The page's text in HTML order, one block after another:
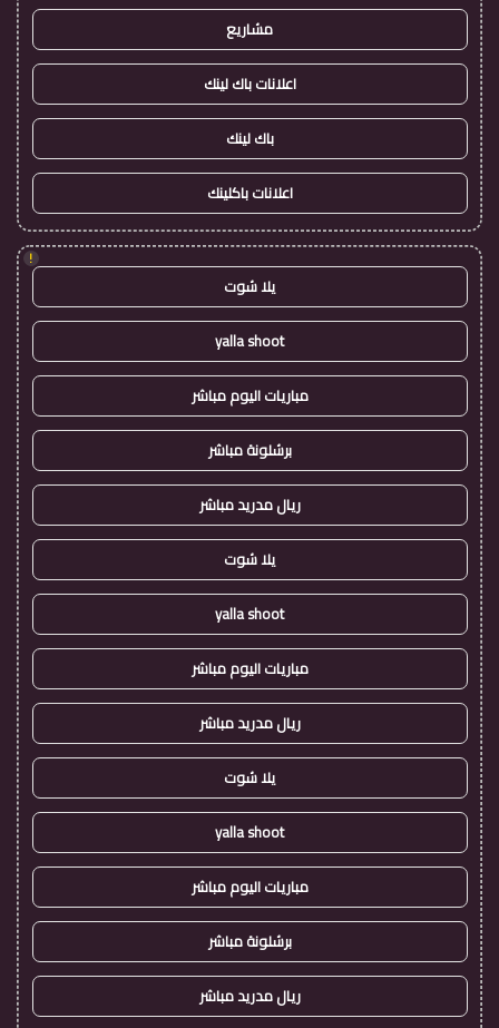
مشاريع
اعلانات باك لينك
باك لينك
اعلانات باكلينك
!
يلا شوت
yalla shoot
مباريات اليوم مباشر
برشلونة مباشر
ريال مدريد مباشر
يلا شوت
yalla shoot
مباريات اليوم مباشر
ريال مدريد مباشر
يلا شوت
yalla shoot
مباريات اليوم مباشر
برشلونة مباشر
ريال مدريد مباشر